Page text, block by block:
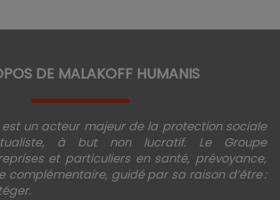
DE MALAKOFF HUMANIS
un acteur majeur de la protection sociale
à but non lucratif. Le Groupe
et particuliers en santé, prévoyance,
complémentaire, guidé par sa raison d’être :